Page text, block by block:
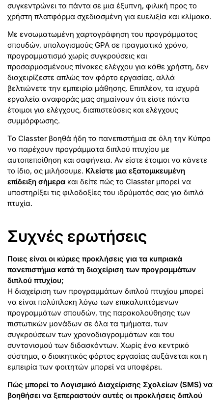
συγκεντρώνει τα πάντα σε μια έξυπνη, φιλική προς το
χρήστη πλατφόρμα σχεδιασμένη για ευελιξία και κλίμακα.
Με ενσωματωμένη χαρτογράφηση του προγράμματος
σπουδών, υπολογισμούς GPA σε πραγματικό χρόνο,
προγραμματισμό χωρίς συγκρούσεις και
προσαρμοσμένους πίνακες ελέγχου για κάθε χρήστη, δεν
διαχειρίζεστε απλώς τον φόρτο εργασίας, αλλά
βελτιώνετε την εμπειρία μάθησης. Επιπλέον, τα ισχυρά
εργαλεία αναφοράς μας σημαίνουν ότι είστε πάντα
έτοιμοι για ελέγχους, διαπιστεύσεις και ελέγχους
συμμόρφωσης.
Το Classter βοηθά ήδη τα πανεπιστήμια σε όλη την Κύπρο
να παρέχουν προγράμματα διπλού πτυχίου με
αυτοπεποίθηση και σαφήνεια. Αν είστε έτοιμοι να κάνετε
το ίδιο, ας μιλήσουμε. Κλείστε μια εξατομικευμένη
επίδειξη σήμερα και δείτε πώς το Classter μπορεί να
υποστηρίξει τις φιλοδοξίες του ιδρύματός σας για διπλά
πτυχία.
Συχνές ερωτήσεις
Ποιες είναι οι κύριες προκλήσεις για τα κυπριακά
πανεπιστήμια κατά τη διαχείριση των προγραμμάτων
διπλού πτυχίου;
Η διαχείριση των προγραμμάτων διπλού πτυχίου μπορεί
να είναι πολύπλοκη λόγω των επικαλυπτόμενων
προγραμμάτων σπουδών, της παρακολούθησης των
πιστωτικών μονάδων σε όλα τα τμήματα, των
συγκρούσεων των χρονοδιαγραμμάτων και του
συντονισμού των διδασκόντων. Χωρίς ένα κεντρικό
σύστημα, ο διοικητικός φόρτος εργασίας αυξάνεται και η
εμπειρία των φοιτητών μπορεί να υποφέρει.
Πώς μπορεί το Λογισμικό Διαχείρισης Σχολείων (SMS) να
βοηθήσει να ξεπεραστούν αυτές οι προκλήσεις διπλού